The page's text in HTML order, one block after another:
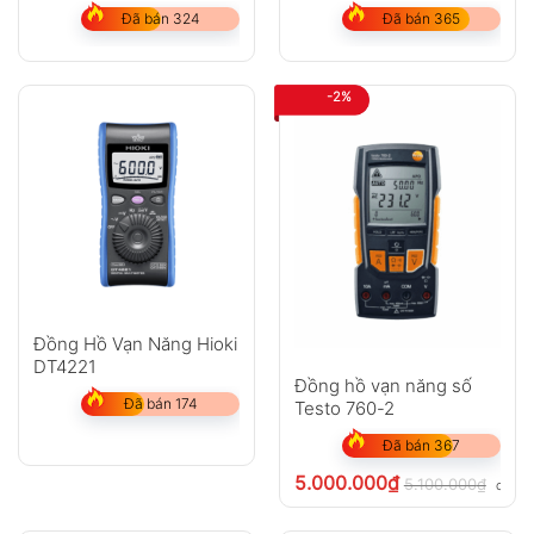
Đã bán 324 Đã bán 365
Đồng Hồ Vạn Năng Hioki
DT4221
Đã bán 174
-2%
Đồng hồ vạn năng số
Testo 760-2
Đã bán 367
5.000.000₫ 5.100.000₫ chưa